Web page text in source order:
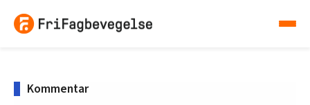
Kommentar